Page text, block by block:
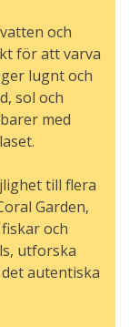
och
för att varva
lugnt och
sol och
med
till flera
Garden,
och
utforska
autentiska